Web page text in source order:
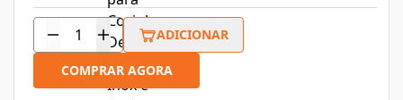
ADICIONAR
COMPRAR AGORA